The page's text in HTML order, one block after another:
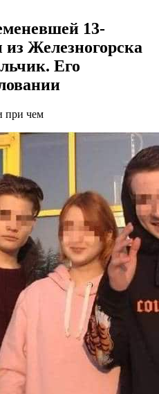
13-
Железногорска
Его
при чем